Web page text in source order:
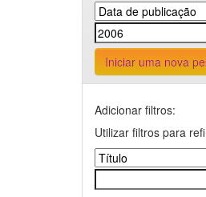
Iniciar uma nova
Adicionar filtros:
Utilizar filtros para